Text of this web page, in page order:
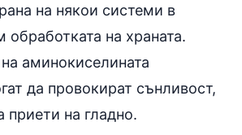
на някои системи в
обработката на храната.
аминокиселината
да провокират сънливост,
приети на гладно.